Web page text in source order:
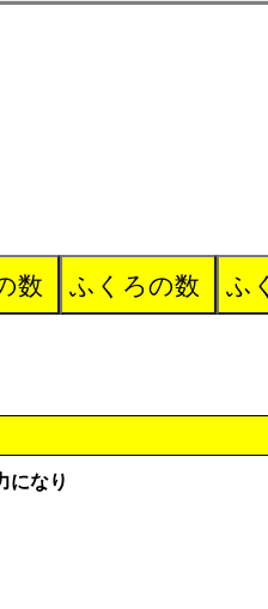
になり